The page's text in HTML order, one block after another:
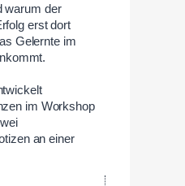
warum der
erst dort
Gelernte im